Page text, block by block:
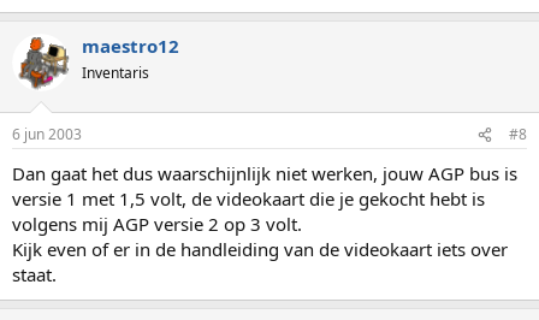
maestro12
Inventaris
6 jun 2003 #8
Dan gaat het dus waarschijnlijk niet werken, jouw AGP bus is
versie 1 met 1,5 volt, de videokaart die je gekocht hebt is
volgens mij AGP versie 2 op 3 volt.
Kijk even of er in de handleiding van de videokaart iets over
staat.